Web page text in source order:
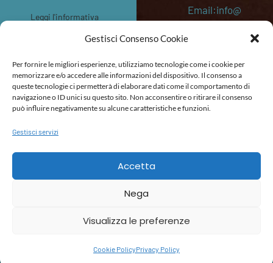
Gestisci Consenso Cookie
Per fornire le migliori esperienze, utilizziamo tecnologie come i cookie per
memorizzare e/o accedere alle informazioni del dispositivo. Il consenso a
queste tecnologie ci permetterà di elaborare dati come il comportamento di
navigazione o ID unici su questo sito. Non acconsentire o ritirare il consenso
può influire negativamente su alcune caratteristiche e funzioni.
Gestisci servizi
Accetta
Nega
Visualizza le preferenze
Cookie PolicyPrivacy Policy
Leggi l'informativa
INVIA
Email:info@
etro.eu
P. IVA:
053645202
87